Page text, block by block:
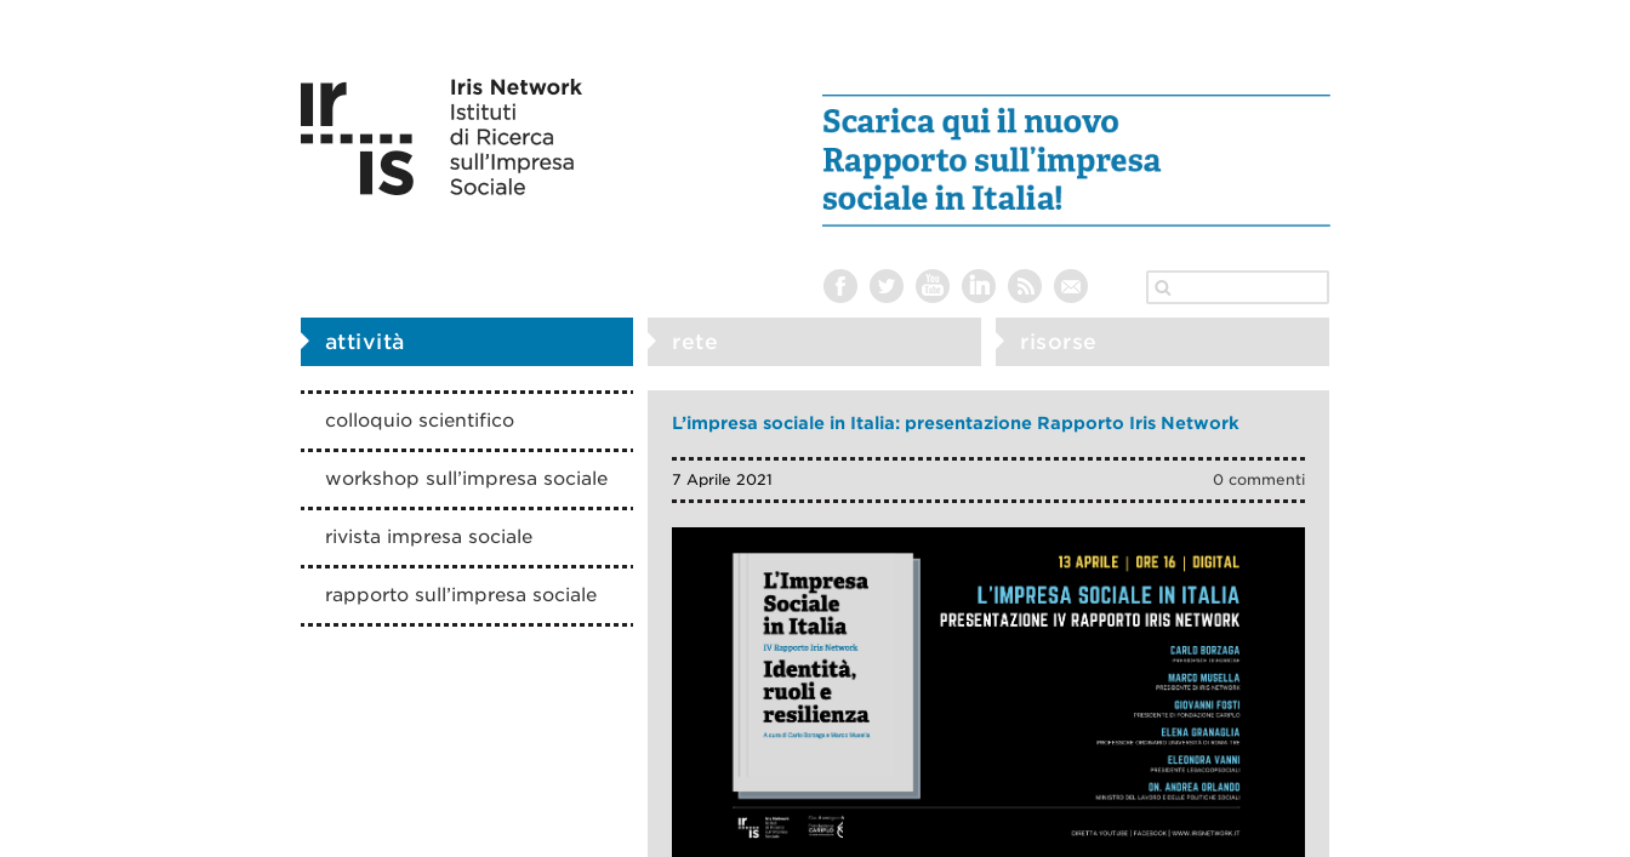
attività rete risorse
colloquio scientifico
workshop sull’impresa sociale
rivista impresa sociale
rapporto sull’impresa sociale
L’impresa sociale in Italia: presentazione Rapporto Iris Network
0 commenti
7 Aprile 2021